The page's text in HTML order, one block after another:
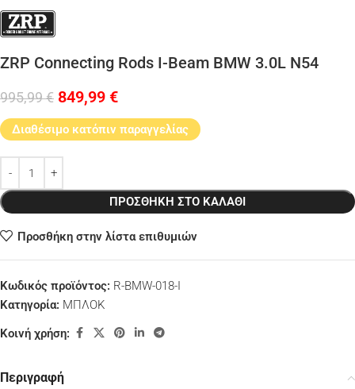
ZRP Connecting Rods I-Beam BMW 3.0L N54
995,99€ 849,99 €
Διαθέσιμο κατόπιν παραγγελίας
ΠΡΟΣΘΉΚΗ ΣΤΟ ΚΑΛΆΘΙ
Προσθήκη στην λίστα επιθυμιών
Κωδικός προϊόντος: R-BMW-018-I
Κατηγορία: ΜΠΛΟΚ
Κοινή χρήση:
Περιγραφή